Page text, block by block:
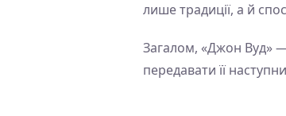
лише традиції, а й
Загалом, «Джон Вуд» —
передавати її